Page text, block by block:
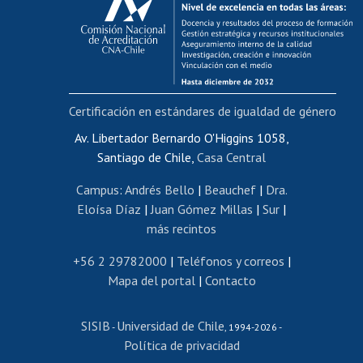
Postulación al AUCAI
Funcionarias/os
Cursos internos de capacitación
Bienestar del personal
Portal de movilidad interna
Certificado de renta
Certificado de renta honorarios
Editar páginas blancas
Extranjeras/os
Revalidación y reconocimiento de títulos
Postulación al Programa de Movilidad Estudiantil
Cursos de español
Av. Libertador Bernardo O'Higgins 1058,
Santiago de Chile, Casa Central
Campus: Andrés Bello | Beauchef| Dra.
Eloísa Díaz |Juan Gómez Millas | Sur |
más recintos
+56 2 29782000 | Teléfonos y correos |
Mapa del portal| Contacto
SISIB - Universidad de Chile, 1994-2026 -
Política de privacidad
Certificación en estándares de igualdad de género